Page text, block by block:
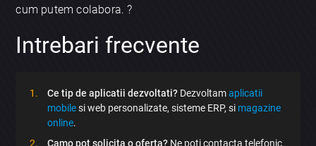
cum putem colabora. ?
Intrebari frecvente
Ce tip de aplicatii dezvoltati? Dezvoltamaplicatii
mobilesi web personalizate, sisteme ERP, si magazine
online.
Camo pot solicita o oferta? Ne poti contacta telefonic